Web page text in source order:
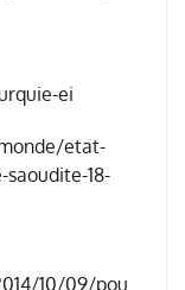
ei
etat-
18-
10/09/pou